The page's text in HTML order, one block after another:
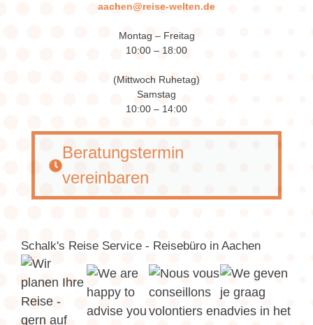
aachen@reise-welten.de
Montag – Freitag
10:00 – 18:00
(Mittwoch Ruhetag)
Samstag
10:00 – 14:00
Beratungstermin
vereinbaren
Schalk's Reise Service - Reisebüro in Aachen